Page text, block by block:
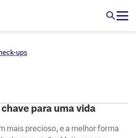
ups
para uma vida
mais precioso, e a melhor forma